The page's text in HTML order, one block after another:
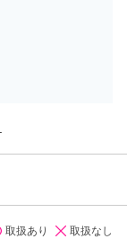
取扱あり 取扱なし